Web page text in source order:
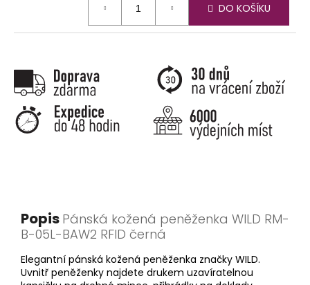
DO KOŠÍKU
Popis Pánská kožená peněženka WILD RM-
B-05L-BAW2 RFID černá
Elegantní pánská kožená peněženka značky WILD.
Uvnitř peněženky najdete drukem uzavíratelnou